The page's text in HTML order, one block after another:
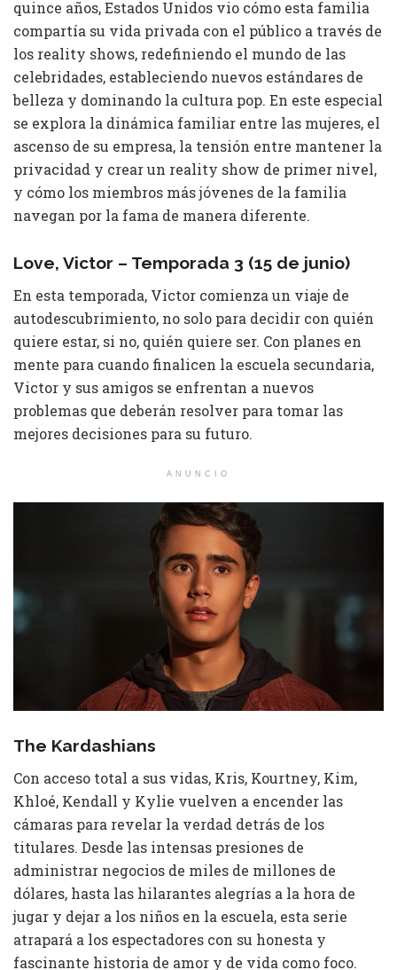
quince años, Estados Unidos vio cómo esta familia
compartía su vida privada con el público a través de
los reality shows, redefiniendo el mundo de las
celebridades, estableciendo nuevos estándares de
belleza y dominando la cultura pop. En este especial
se explora la dinámica familiar entre las mujeres, el
ascenso de su empresa, la tensión entre mantener la
privacidad y crear un reality show de primer nivel,
y cómo los miembros más jóvenes de la familia
navegan por la fama de manera diferente.
Love, Victor – Temporada 3 (15 de junio)
En esta temporada, Victor comienza un viaje de
autodescubrimiento, no solo para decidir con quién
quiere estar, si no, quién quiere ser. Con planes en
mente para cuando finalicen la escuela secundaria,
Victor y sus amigos se enfrentan a nuevos
problemas que deberán resolver para tomar las
mejores decisiones para su futuro.
ANUNCIO
The Kardashians
Con acceso total a sus vidas, Kris, Kourtney, Kim,
Khloé, Kendall y Kylie vuelven a encender las
cámaras para revelar la verdad detrás de los
titulares. Desde las intensas presiones de
administrar negocios de miles de millones de
dólares, hasta las hilarantes alegrías a la hora de
jugar y dejar a los niños en la escuela, esta serie
atrapará a los espectadores con su honesta y
fascinante historia de amor y de vida como foco.